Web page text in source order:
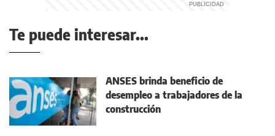
Te puede interesar...
ANSES brinda beneficio de
desempleo a trabajadores de la
construcción